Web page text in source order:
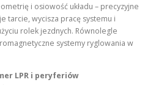
i osiowość układu – precyzyjne
tarcie, wycisza pracę systemu i
rolek jezdnych. Równolegle
systemy ryglowania w
LPR i peryferiów